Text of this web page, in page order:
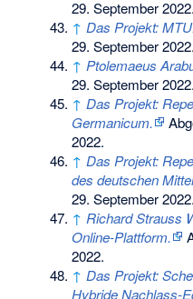
29. September 2022.
↑ Das Projekt:
29. September 2022.
↑ Ptolemaeus
29. September 2022.
↑ Das Projekt:
Germanicum.
2022.
↑ Das Projekt:
des deutschen
29. September 2022.
↑ Richard Strauss
Online-Plattform.
2022.
↑ Das Projekt:
Hybride Nachlass-